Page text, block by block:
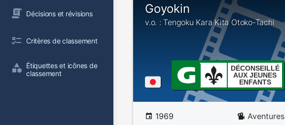
Décisions et révisions
Critères de classement
Étiquettes et icônes de
classement
Goyokin
v.o. : Tengoku Kara Kita Otoko-Tachi
DÉCONSEILLÉ
AUX JEUNES
ENFANTS
1969 Aventures